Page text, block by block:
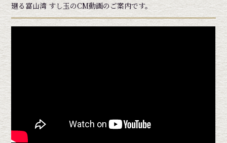
廻る富山湾 すし玉のCM動画のご案内です。